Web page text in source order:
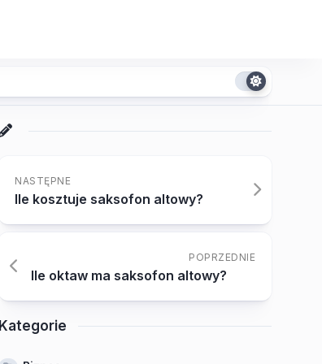
NASTĘPNE
Ile kosztuje saksofon altowy?
POPRZEDNIE
Ile oktaw ma saksofon altowy?
Kategorie